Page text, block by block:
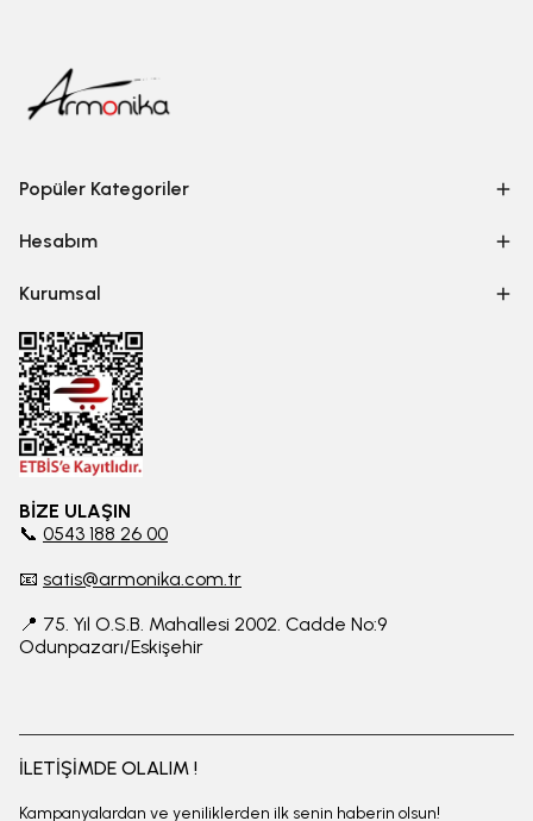
Popüler Kategoriler
Hesabım
Kurumsal
BİZE ULAŞIN
📞 0543 188 26 00
📧 satis@armonika.com.tr
📍 75. Yıl O.S.B. Mahallesi 2002. Cadde No:9
Odunpazarı/Eskişehir
İLETİŞİMDE OLALIM !
Kampanyalardan ve yeniliklerden ilk senin haberin olsun!